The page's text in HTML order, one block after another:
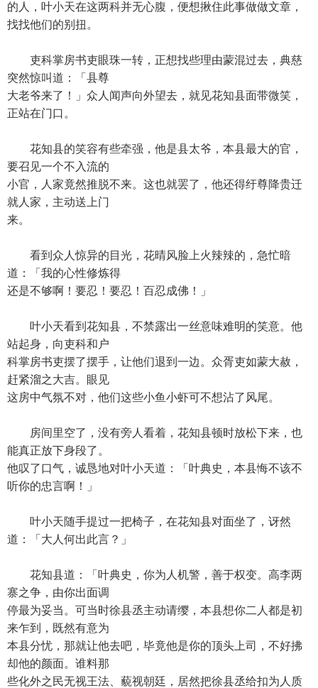
的人，叶小天在这两科并无心腹，便想揪住此事做做文章，
找找他们的别扭。
吏科掌房书吏眼珠一转，正想找些理由蒙混过去，典慈
突然惊叫道：「县尊
大老爷来了！」众人闻声向外望去，就见花知县面带微笑，
正站在门口。
花知县的笑容有些牵强，他是县太爷，本县最大的官，
要召见一个不入流的
小官，人家竟然推脱不来。这也就罢了，他还得纡尊降贵迁
就人家，主动送上门
来。
看到众人惊异的目光，花晴风脸上火辣辣的，急忙暗
道：「我的心性修炼得
还是不够啊！要忍！要忍！百忍成佛！」
叶小天看到花知县，不禁露出一丝意味难明的笑意。他
站起身，向吏科和户
科掌房书吏摆了摆手，让他们退到一边。众胥吏如蒙大赦，
赶紧溜之大吉。眼见
这房中气氛不对，他们这些小鱼小虾可不想沾了风尾。
房间里空了，没有旁人看着，花知县顿时放松下来，也
能真正放下身段了。
他叹了口气，诚恳地对叶小天道：「叶典史，本县悔不该不
听你的忠言啊！」
叶小天随手提过一把椅子，在花知县对面坐了，讶然
道：「大人何出此言？」
花知县道：「叶典史，你为人机警，善于权变。高李两
寨之争，由你出面调
停最为妥当。可当时徐县丞主动请缨，本县想你二人都是初
来乍到，既然有意为
本县分忧，那就让他去吧，毕竟他是你的顶头上司，不好拂
却他的颜面。谁料那
些化外之民无视王法、藐视朝廷，居然把徐县丞给扣为人质